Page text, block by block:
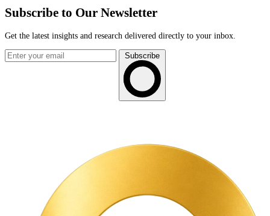
Subscribe to Our Newsletter
Get the latest insights and research delivered directly to your inbox.
Subscribe